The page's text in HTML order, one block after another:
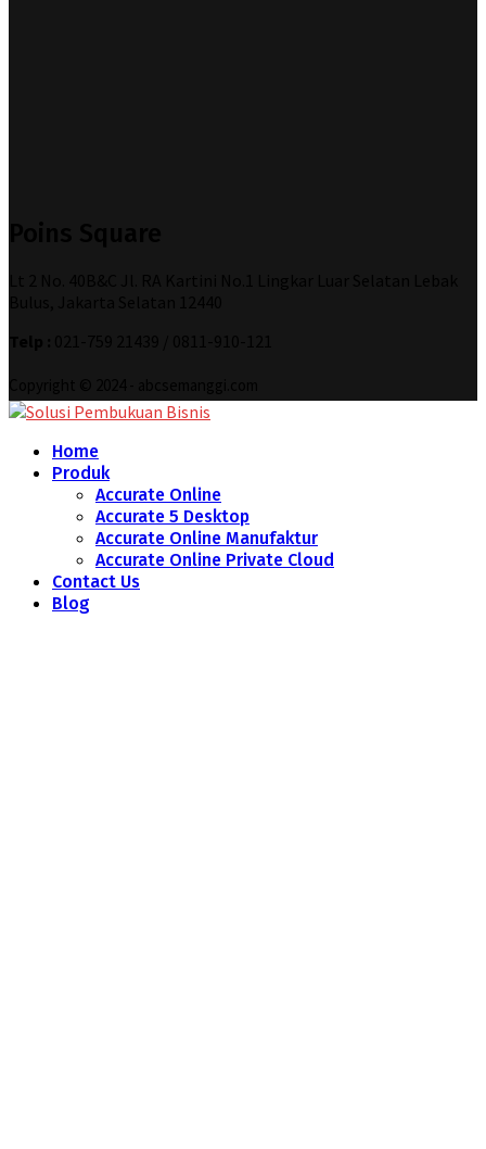
Home
Produk
Accurate Online
Accurate 5 Desktop
Accurate Online Manufaktur
Accurate Online Private Cloud
Contact Us
Blog